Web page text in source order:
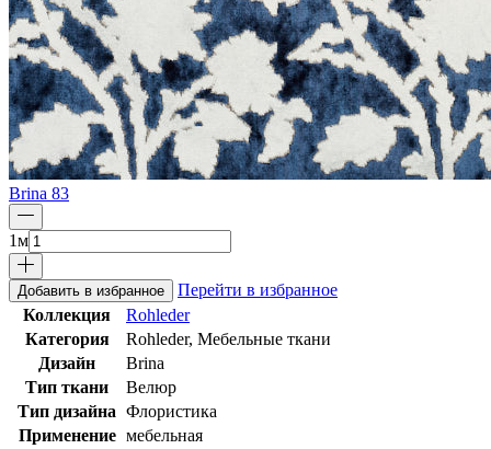
Brina 83
1м
Добавить в избранное
Перейти в избранное
Коллекция
Rohleder
Категория
Rohleder, Мебельные ткани
Дизайн
Brina
Тип ткани
Велюр
Тип дизайна Флористика
Применение мебельная